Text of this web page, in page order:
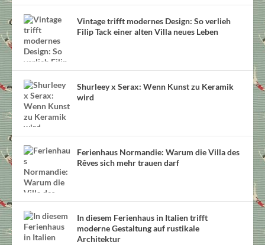
Vintage trifft modernes Design: So verlieh
Filip Tack einer alten Villa neues Leben
Shurleey x Serax: Wenn Kunst zu Keramik
wird
Ferienhaus Normandie: Warum die Villa des
Rêves sich mehr trauen darf
In diesem Ferienhaus in Italien trifft
moderne Gestaltung auf rustikale
Architektur